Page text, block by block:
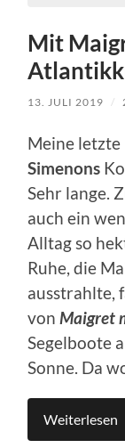
Mit
13. JULI 2019 /
Meine
Simenons
Sehr lange.
auch ein
Alltag so
Ruhe, die
ausstrahlte,
vonMaigret
Segelboote
Sonne. Da
Weiterlesen